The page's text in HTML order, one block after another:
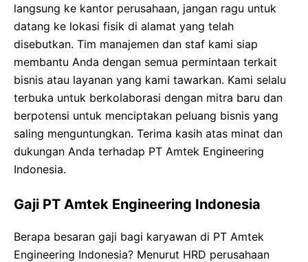
langsung ke kantor perusahaan, jangan ragu untuk
datang ke lokasi fisik di alamat yang telah
disebutkan. Tim manajemen dan staf kami siap
membantu Anda dengan semua permintaan terkait
bisnis atau layanan yang kami tawarkan. Kami selalu
terbuka untuk berkolaborasi dengan mitra baru dan
berpotensi untuk menciptakan peluang bisnis yang
saling menguntungkan. Terima kasih atas minat dan
dukungan Anda terhadap PT Amtek Engineering
Indonesia.
Gaji PT Amtek Engineering Indonesia
Berapa besaran gaji bagi karyawan di PT Amtek
Engineering Indonesia? Menurut HRD perusahaan